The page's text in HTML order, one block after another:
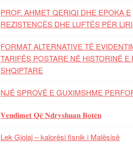
PROF. AHMET QERIQI DHE EPOKA E
REZISTENCЁS DHE LUFTЁS PЁR
FORMAT ALTERNATIVE TË
TARIFËS POSTARE NË HISTORINË E
SHQIPTARE
NJË SPROVË E GUXIMSHME
𝐕𝐞𝐧𝐝𝐢𝐦𝐞𝐭 𝐐𝐞̈ 𝐍𝐝𝐫𝐲𝐬𝐡𝐮𝐚𝐧 𝐁𝐨𝐭𝐞̈𝐧
Lek Gjolaj – kalorësi fisnik i Malësisë